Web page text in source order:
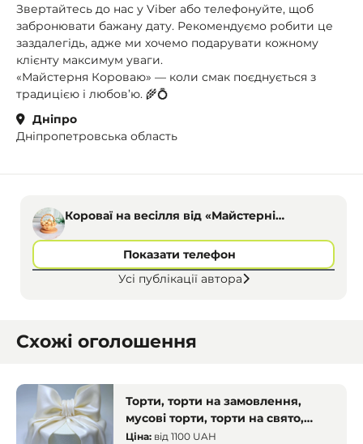
Звертайтесь до нас у Viber або телефонуйте, щоб
забронювати бажану дату. Рекомендуємо робити це
заздалегідь, адже ми хочемо подарувати кожному
клієнту максимум уваги.
«Майстерня Короваю» — коли смак поєднується з
традицією і любов’ю. 🌾💍
Дніпро
Дніпропетровська область
Короваї на весілля від «Майстерні
Показати телефон
Усі публікації автора
Схожі оголошення
Торти, торти на замовлення,
мусові торти, торти на свято,
тістечка. Дніпро. Кухарі і
Ціна: від 1100 UAH